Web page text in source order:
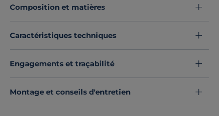
Découvrez toute notre sélection :
Composition et matières
Caractéristiques techniques
Engagements et traçabilité
Montage et conseils d'entretien